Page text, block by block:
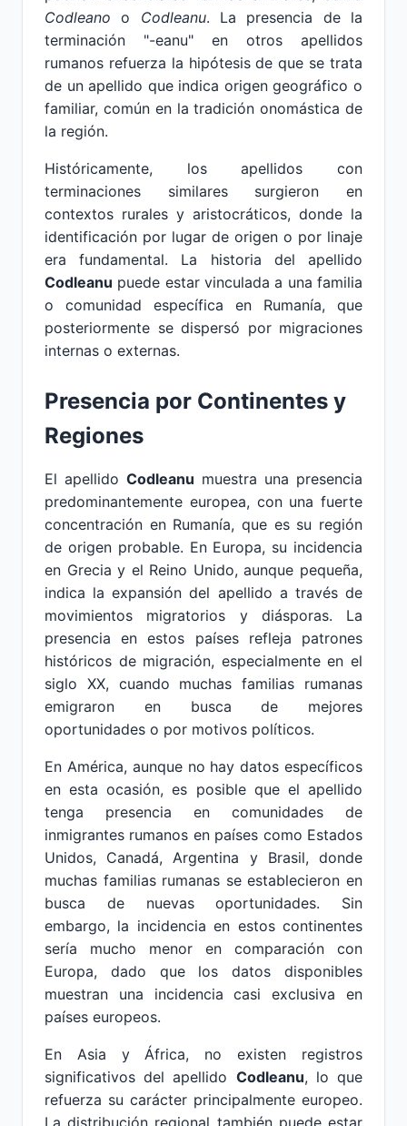
Codleano o Codleanu. La presencia de la
terminación "-eanu" en otros apellidos
rumanos refuerza la hipótesis de que se trata
de un apellido que indica origen geográfico o
familiar, común en la tradición onomástica de
la región.
Históricamente, los apellidos con
terminaciones similares surgieron en
contextos rurales y aristocráticos, donde la
identificación por lugar de origen o por linaje
era fundamental. La historia del apellido
Codleanu puede estar vinculada a una familia
o comunidad específica en Rumanía, que
posteriormente se dispersó por migraciones
internas o externas.
Presencia por Continentes y
Regiones
El apellido Codleanu muestra una presencia
predominantemente europea, con una fuerte
concentración en Rumanía, que es su región
de origen probable. En Europa, su incidencia
en Grecia y el Reino Unido, aunque pequeña,
indica la expansión del apellido a través de
movimientos migratorios y diásporas. La
presencia en estos países refleja patrones
históricos de migración, especialmente en el
siglo XX, cuando muchas familias rumanas
emigraron en busca de mejores
oportunidades o por motivos políticos.
En América, aunque no hay datos específicos
en esta ocasión, es posible que el apellido
tenga presencia en comunidades de
inmigrantes rumanos en países como Estados
Unidos, Canadá, Argentina y Brasil, donde
muchas familias rumanas se establecieron en
busca de nuevas oportunidades. Sin
embargo, la incidencia en estos continentes
sería mucho menor en comparación con
Europa, dado que los datos disponibles
muestran una incidencia casi exclusiva en
países europeos.
En Asia y África, no existen registros
significativos del apellido Codleanu, lo que
refuerza su carácter principalmente europeo.
La distribución regional también puede estar